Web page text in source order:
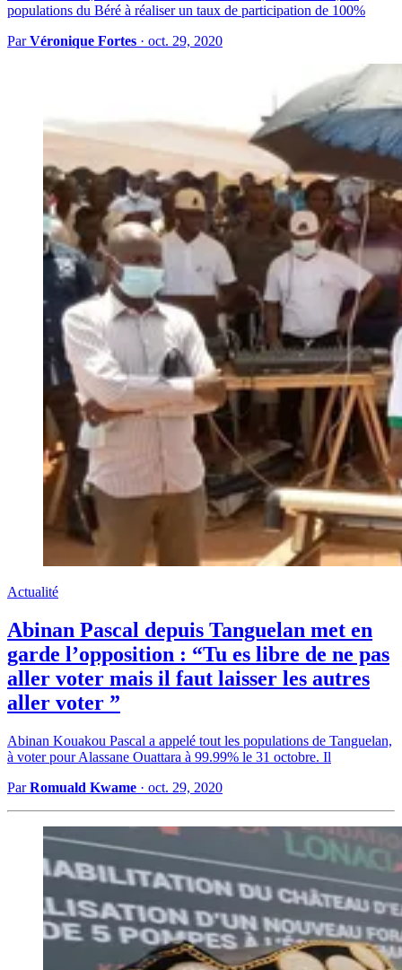
populations du Béré à réaliser un taux de participation de 100%
ParVéronique Fortes · oct. 29, 2020
Actualité
Abinan Pascal depuis Tanguelan met en
garde l’opposition : “Tu es libre de ne pas
aller voter mais il faut laisser les autres
aller voter ”
Abinan Kouakou Pascal a appelé tout les populations de Tanguelan,
à voter pour Alassane Ouattara à 99.99% le 31 octobre. Il
ParRomuald Kwame · oct. 29, 2020